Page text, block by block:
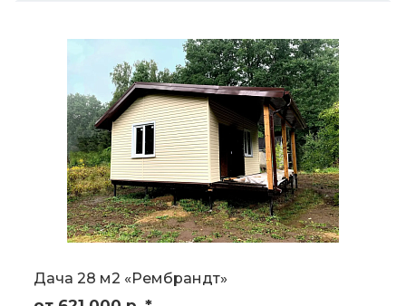
Дача 28 м2 «Рембрандт»